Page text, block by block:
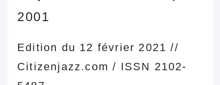
2001
Edition du 12 février 2021 //
Citizenjazz.com / ISSN 2102-